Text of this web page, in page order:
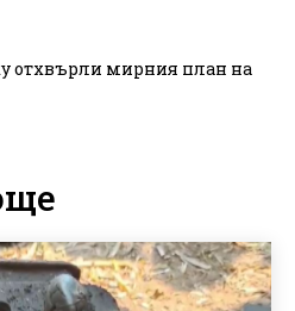
отхвърли мирния план на